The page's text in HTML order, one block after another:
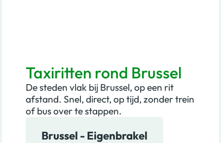
Taxiritten rond Brussel
De steden vlak bij Brussel, op een rit
afstand. Snel, direct, op tijd, zonder trein
of bus over te stappen.
Brussel - Eigenbrakel